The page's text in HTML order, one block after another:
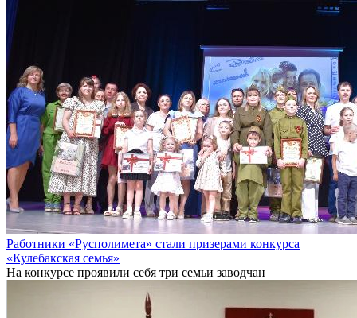
Работники «Русполимета» стали призерами конкурса
«Кулебакская семья»
На конкурсе проявили себя три семьи заводчан